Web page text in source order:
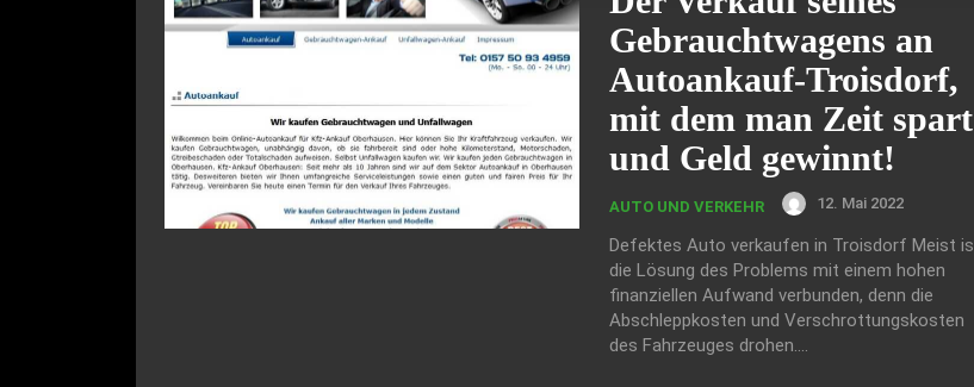
Gebrauchtwagens an
Autoankauf-Troisdorf,
mit dem man Zeit spart
und Geld gewinnt!
AUTO UND VERKEHR 12. Mai 2022
Defektes Auto verkaufen in Troisdorf Meist ist
die Lösung des Problems mit einem hohen
finanziellen Aufwand verbunden, denn die
Abschleppkosten und Verschrottungskosten
des Fahrzeuges drohen....